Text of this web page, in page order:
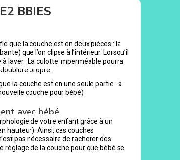
BBIES
que la couche est en deux pièces : la
que l’on clipse à l’intérieur. Lorsqu’il
laver. La culotte imperméable pourra
propre.
la couche est en une seule partie : à
couche pour bébé)
avec bébé
de votre enfant grâce à un
hauteur). Ainsi, ces couches
pas nécessaire de racheter des
de la couche pour que bébé se